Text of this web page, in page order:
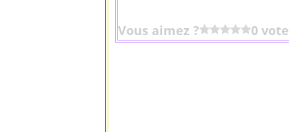
Vous aimez ? 0 vote